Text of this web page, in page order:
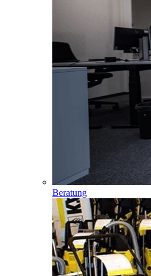
Beratung